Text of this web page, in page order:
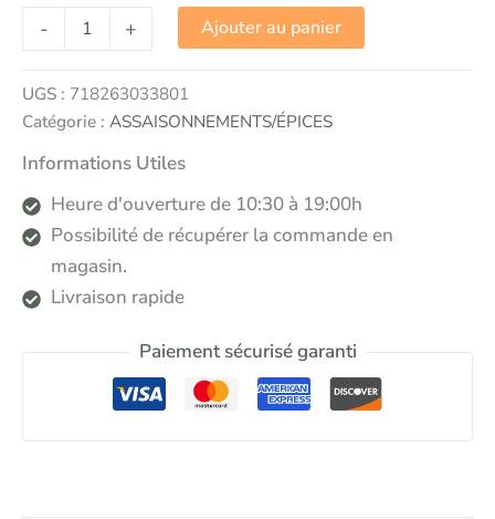
- + Ajouter au panier
UGS : 718263033801
Catégorie : ASSAISONNEMENTS/ÉPICES
Informations Utiles
Heure d'ouverture de 10:30 à 19:00h
Possibilité de récupérer la commande en
magasin.
Livraison rapide
Paiement sécurisé garanti